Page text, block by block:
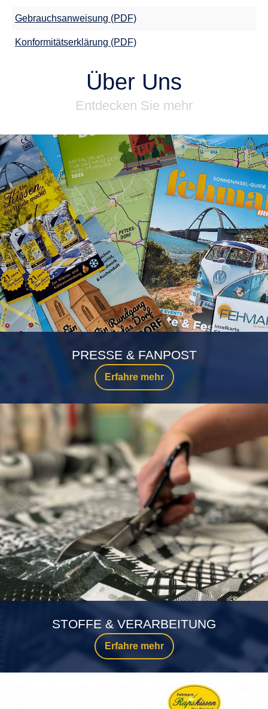
Gebrauchsanweisung (PDF)
Konformitätserklärung (PDF)
Über Uns
Entdecken Sie mehr
Erfahre mehr
PRESSE & FANPOST
Erfahre mehr
STOFFE & VERARBEITUNG